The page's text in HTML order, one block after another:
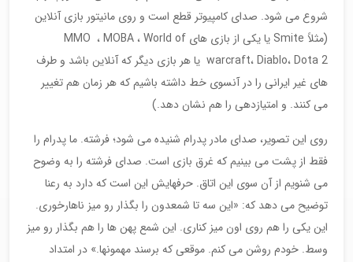
شروع می شود. صدای کامپیوتر قطع است و روی مانیتور بازی آنلاین
(مثلاً Smite یا یکی از بازی های MMO ، MOBA ، World of
warcraft، Diablo، Dota 2 یا هر بازی دیگر که آنلاین باشد و طرف
های غیر ایرانی را در آنسوی خط داشته باشیم که هر زمان هم تغییر
می کنند. و امتیازدهی را هم نشان دهد.)
روی این تصویر، صدای مادر پدرام شنیده می شود؛ فرشته. ما پدرام را
فقط از پشت می بینیم که غرق بازی است. صدای فرشته را به وضوح
می شنویم از آن سوی این اتاق. حرفهایش این است که دارد به رعنا
توضیح می دهد که: «این سه تا شمعدون را بگذار رو میز ناهارخوری.
این یکی را هم روی اون میز کناری. این شمع پهن ها را هم بگذار رو میز
وسط. خودم روشن می کنم. موقعی که برسند مهمونها.» در امتداد